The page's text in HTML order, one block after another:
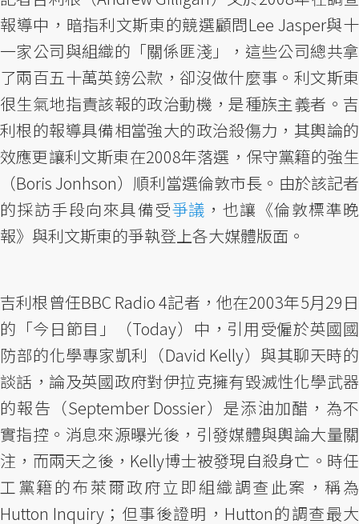
報導中，暗指利文斯東的競選顧問Lee Jasper與十
一家公司與組織的「關係匪淺」，這些公司總共拿
了兩百五十萬英鎊公款，卻沒做什麼事。利文斯東
很生氣地指責該報的政治動機，是種族主義者。吉
利根的報導具備相當強大的政治殺傷力，其輿論的
效應更讓利文斯東在2008年落選，保守黨籍的強生
（Boris Jonhson）順利當選倫敦市長。由於該記者
的採訪手段向來具備受爭議，也讓《倫敦標準晚
報》與利文斯東的爭執登上各大媒體版面。
吉利根曾任BBC Radio 4記者，他在2003年5月29日
的「今日節目」（Today）中，引用受僱於英國國
防部的化學專家凱利（David Kelly）與其聊天時的
談話，論及英國政府對伊拉克擁有毀滅性化學武器
的報告（September Dossier）是添油加醋，為不
實指控。消息來源曝光後，引發媒體與輿論大量關
注，而兩天之後，Kelly博士被發現自殺身亡。時任
工黨籍的布萊爾政府立即組織調查此案，稱為
Hutton Inquiry；但事後證明，Hutton的調查最大